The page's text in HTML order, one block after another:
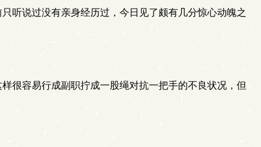
听说过没有亲身经历过，今日见了颇有几分惊心动魄之
很容易行成副职拧成一股绳对抗一把手的不良状况，但